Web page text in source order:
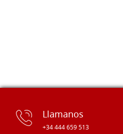
Llamanos
+34 444 659 513